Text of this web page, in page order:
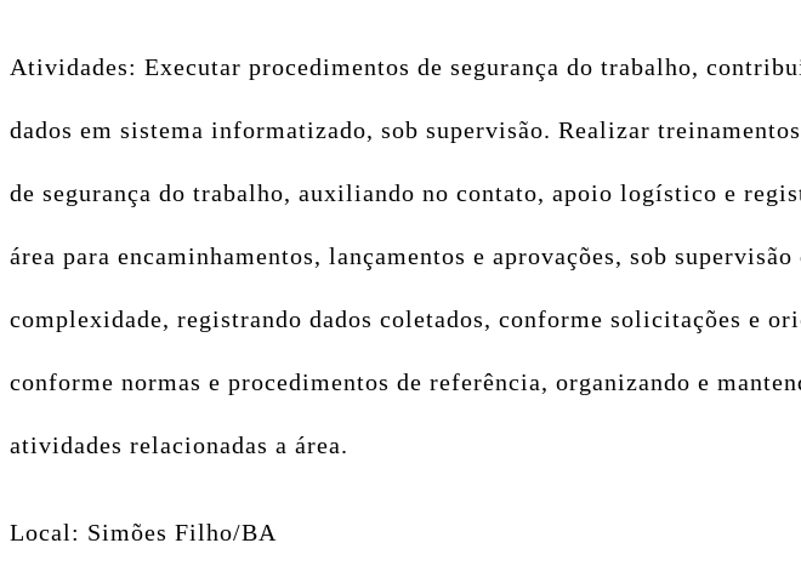
Atividades: Executar procedimentos de segurança do trabalho,
dados em sistema informatizado, sob supervisão. Realizar
de segurança do trabalho, auxiliando no contato, apoio logístico e
área para encaminhamentos, lançamentos e aprovações, sob
complexidade, registrando dados coletados, conforme solicitações e
conforme normas e procedimentos de referência, organizando e
atividades relacionadas a área.
Local: Simões Filho/BA